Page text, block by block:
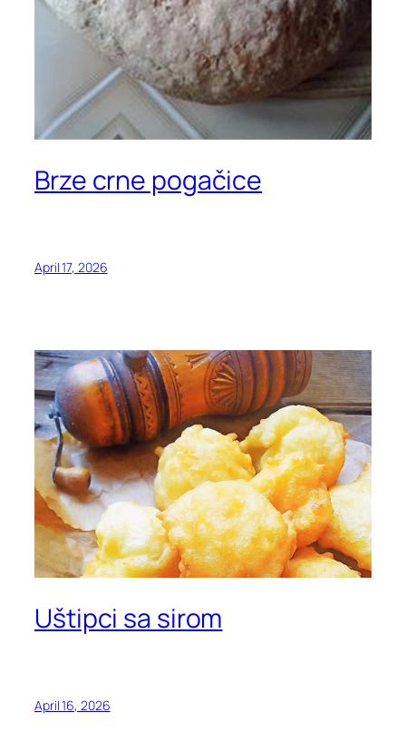
Brze crne pogačice
April 17, 2026
Uštipci sa sirom
April 16, 2026